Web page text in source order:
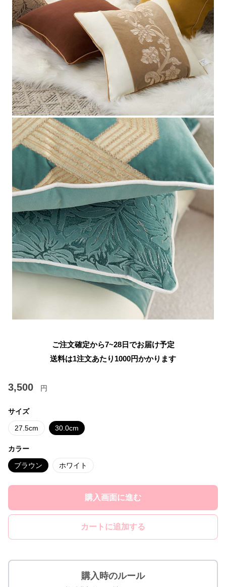
ご注文確定から7~28日でお届け予定
送料は1注文あたり 1000円かかります
3,500 円
サイズ
27.5cm 30.0cm
カラー
ブラウン ホワイト
購入画面に進む
カートに追加する
購入時のルール